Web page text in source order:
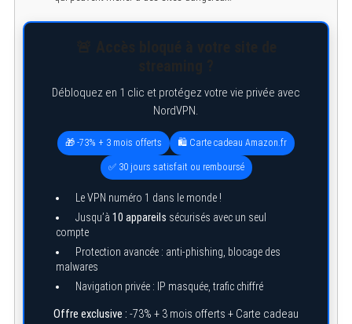
Débloquez en 1 clic et protégez votre vie privée avec
NordVPN.
🎁 -73% + 3 mois offerts 🛍️ Carte cadeau Amazon.fr
✅ 30 jours satisfait ou remboursé
Le VPN numéro 1 dans le monde !
Jusqu’à 10 appareils sécurisés avec un seul
compte
Protection avancée : anti-phishing, blocage des
malwares
Navigation privée : IP masquée, trafic chiffré
Offre exclusive : -73% + 3 mois offerts + Carte cadeau
S
c
f